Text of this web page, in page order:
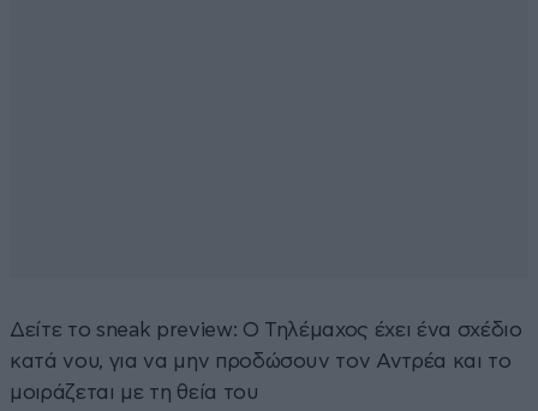
Δείτε το sneak preview: Ο Τηλέμαχος έχει ένα σχέδιο
κατά νου, για να μην προδώσουν τον Αντρέα και το
μοιράζεται με τη θεία του